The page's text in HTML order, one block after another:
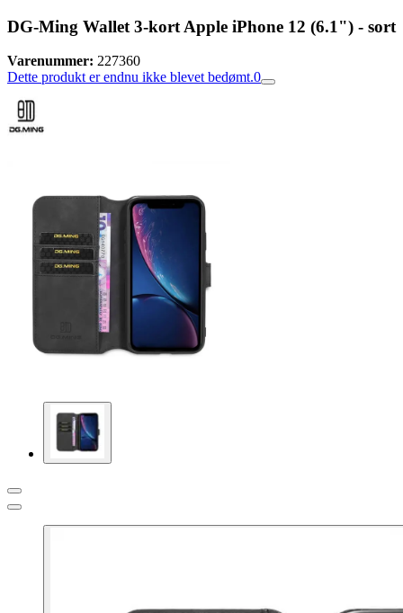
DG-Ming Wallet 3-kort Apple iPhone 12 (6.1") - sort
Varenummer: 227360
Dette produkt er endnu ikke blevet bedømt.0